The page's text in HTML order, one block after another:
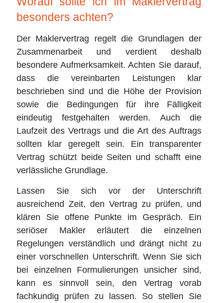
besonders achten?
Der Maklervertrag regelt die Grundlagen der
Zusammenarbeit und verdient deshalb
besondere Aufmerksamkeit. Achten Sie darauf,
dass die vereinbarten Leistungen klar
beschrieben sind und die Höhe der Provision
sowie die Bedingungen für ihre Fälligkeit
eindeutig festgehalten werden. Auch die
Laufzeit des Vertrags und die Art des Auftrags
sollten klar geregelt sein. Ein transparenter
Vertrag schützt beide Seiten und schafft eine
verlässliche Grundlage.
Lassen Sie sich vor der Unterschrift
ausreichend Zeit, den Vertrag zu prüfen, und
klären Sie offene Punkte im Gespräch. Ein
seriöser Makler erläutert die einzelnen
Regelungen verständlich und drängt nicht zu
einer vorschnellen Unterschrift. Wenn Sie sich
bei einzelnen Formulierungen unsicher sind,
kann es sinnvoll sein, den Vertrag vorab
fachkundig prüfen zu lassen. So stellen Sie